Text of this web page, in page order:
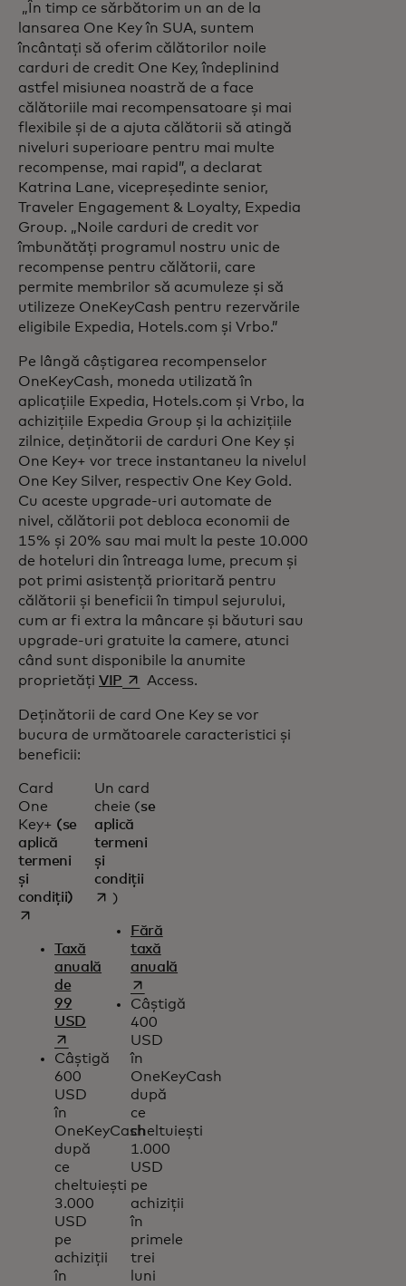
„În timp ce sărbătorim un an de la
lansarea One Key în SUA, suntem
încântați să oferim călătorilor noile
carduri de credit One Key, îndeplinind
astfel misiunea noastră de a face
călătoriile mai recompensatoare și mai
flexibile și de a ajuta călătorii să atingă
niveluri superioare pentru mai multe
recompense, mai rapid”, a declarat
Katrina Lane, vicepreședinte senior,
Traveler Engagement & Loyalty, Expedia
Group. „Noile carduri de credit vor
îmbunătăți programul nostru unic de
recompense pentru călătorii, care
permite membrilor să acumuleze și să
utilizeze OneKeyCash pentru rezervările
eligibile Expedia, Hotels.com și Vrbo.”
Pe lângă câștigarea recompenselor
OneKeyCash, moneda utilizată în
aplicațiile Expedia, Hotels.com și Vrbo, la
achizițiile Expedia Group și la achizițiile
zilnice, deținătorii de carduri One Key și
One Key+ vor trece instantaneu la nivelul
One Key Silver, respectiv One Key Gold.
Cu aceste upgrade-uri automate de
nivel, călătorii pot debloca economii de
15% și 20% sau mai mult la peste 10.000
de hoteluri din întreaga lume, precum și
pot primi asistență prioritară pentru
călătorii și beneficii în timpul sejurului,
cum ar fi extra la mâncare și băuturi sau
upgrade-uri gratuite la camere, atunci
când sunt disponibile la anumite
proprietăți VIP opens in a new tab
Access.
Deținătorii de card One Key se vor
bucura de următoarele caracteristici și
beneficii:
Card
One
Key+ (se
aplică
termeni
și
condiții) opens in a new tab
Taxă
anuală
de
99
USD
opens in a new tab
Câștigă
600
USD
în
OneKeyCash
după
ce
cheltuiești
3.000
USD
pe
achiziții
în
Un card
cheie (se
aplică
termeni
și
condițiiopens in a new tab
)
Fără
taxă
anuală
opens in a new tab
Câștigă
400
USD
în
OneKeyCash
după
ce
cheltuiești
1.000
USD
pe
achiziții
în
primele
trei
luni